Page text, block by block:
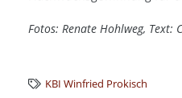
Fotos: Renate Hohlweg, Text:
KBI Winfried Prokisch